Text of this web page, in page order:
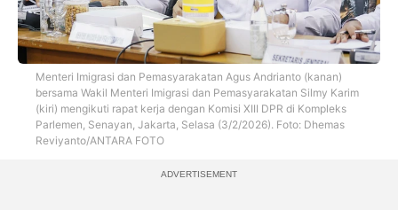
Menteri Imigrasi dan Pemasyarakatan Agus Andrianto (kanan)
bersama Wakil Menteri Imigrasi dan Pemasyarakatan Silmy Karim
(kiri) mengikuti rapat kerja dengan Komisi XIII DPR di Kompleks
Parlemen, Senayan, Jakarta, Selasa (3/2/2026). Foto: Dhemas
Reviyanto/ANTARA FOTO
ADVERTISEMENT